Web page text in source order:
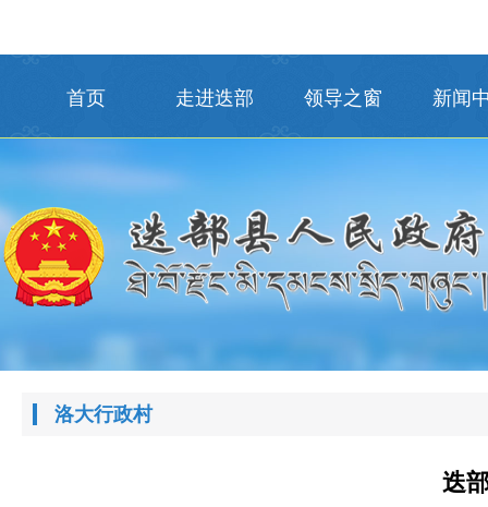
首页 走进迭部 领导之窗 新闻
洛大行政村
迭